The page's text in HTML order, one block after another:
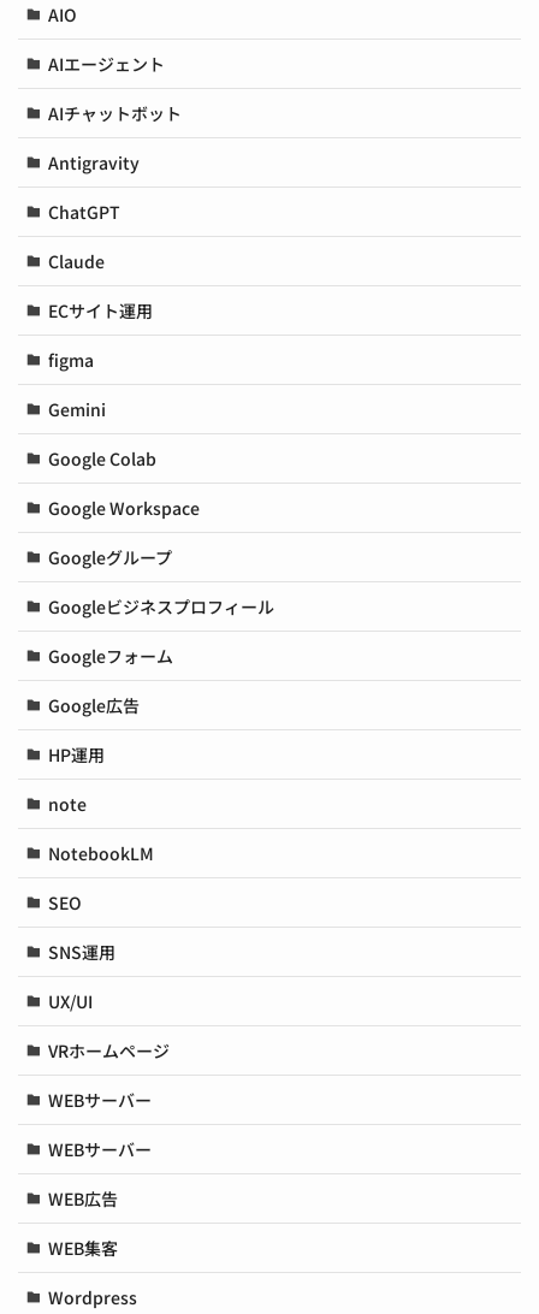
AIO
AIエージェント
AIチャットボット
Antigravity
ChatGPT
Claude
ECサイト運用
figma
Gemini
Google Colab
Google Workspace
Googleグループ
Googleビジネスプロフィール
Googleフォーム
Google広告
HP運用
note
NotebookLM
SEO
SNS運用
UX/UI
VRホームページ
WEBサーバー
WEBサーバー
WEB広告
WEB集客
Wordpress